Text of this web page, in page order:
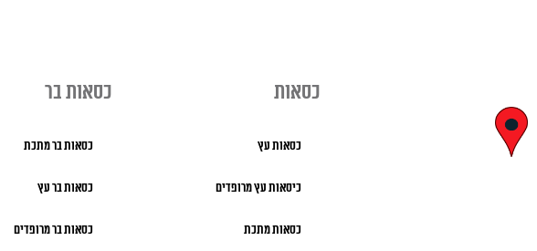
כסאות
כסאות עץ
כיסאות עץ מרופדים
כסאות מתכת
כסאות בר
כסאות בר מתכת
כסאות בר עץ
כסאות בר מרופדים